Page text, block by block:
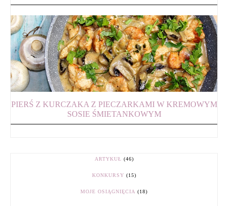
PIERŚ Z KURCZAKA Z PIECZARKAMI W KREMOWYM
SOSIE ŚMIETANKOWYM
ARTYKUŁ (46)
KONKURSY (15)
MOJE OSIĄGNIĘCIA (18)